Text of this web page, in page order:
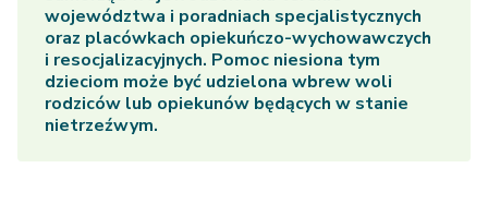
województwa i poradniach specjalistycznych
oraz placówkach opiekuńczo-wychowawczych
i resocjalizacyjnych. Pomoc niesiona tym
dzieciom może być udzielona wbrew woli
rodziców lub opiekunów będących w stanie
nietrzeźwym.